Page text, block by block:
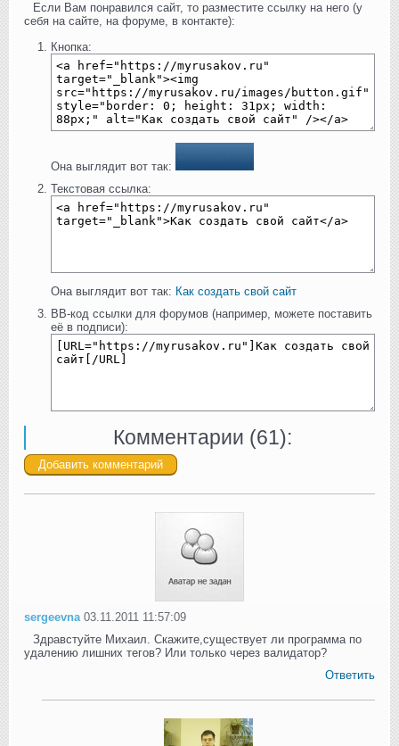
Если Вам понравился сайт, то разместите ссылку на него (у
себя на сайте, на форуме, в контакте):
Кнопка:
Она выглядит вот так:
Текстовая ссылка:
Она выглядит вот так: Как создать свой сайт
BB-код ссылки для форумов (например, можете поставить
её в подписи):
Комментарии (61):
sergeevna 03.11.2011 11:57:09
Здравстуйте Михаил. Скажите,существует ли программа по
удалению лишних тегов? Или только через валидатор?
Ответить